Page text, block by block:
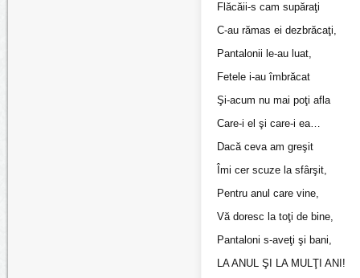
Flăcăii-s cam supăraţi
C-au rămas ei dezbrăcaţi,
Pantalonii le-au luat,
Fetele i-au îmbrăcat
Şi-acum nu mai poţi afla
Care-i el şi care-i ea…
Dacă ceva am greşit
Îmi cer scuze la sfârşit,
Pentru anul care vine,
Vă doresc la toţi de bine,
Pantaloni s-aveţi şi bani,
LA ANUL ŞI LA MULŢI ANI!